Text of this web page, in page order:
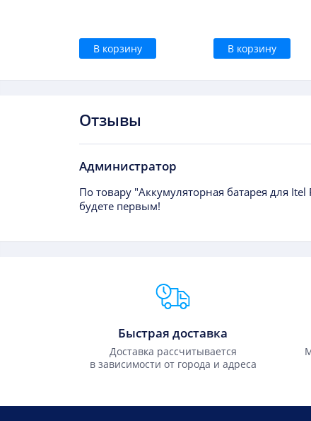
В корзину В корзину
Отзывы
Администратор
По товару "Аккумуляторная батарея для
будете первым!
Преимущества Fixmobile
Быстрая доставка
Доставка рассчитывается
в зависимости от города и адреса